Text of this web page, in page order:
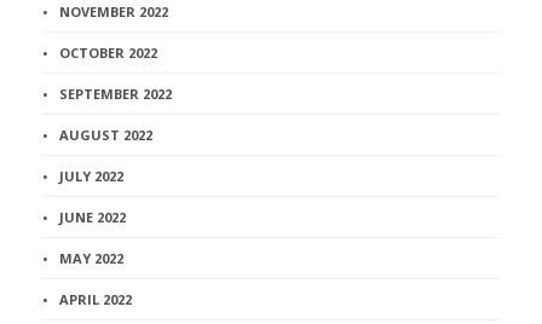
NOVEMBER 2022
OCTOBER 2022
SEPTEMBER 2022
AUGUST 2022
JULY 2022
JUNE 2022
MAY 2022
APRIL 2022